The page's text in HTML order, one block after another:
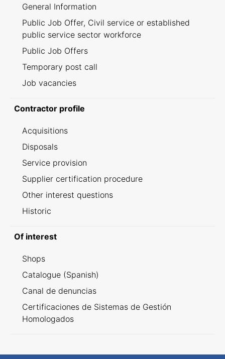
General Information
Public Job Offer, Civil service or established
public service sector workforce
Public Job Offers
Temporary post call
Job vacancies
Contractor profile
Acquisitions
Disposals
Service provision
Supplier certification procedure
Other interest questions
Historic
Of interest
Shops
Catalogue (Spanish)
Canal de denuncias
Certificaciones de Sistemas de Gestión
Homologados